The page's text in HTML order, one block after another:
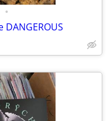
•